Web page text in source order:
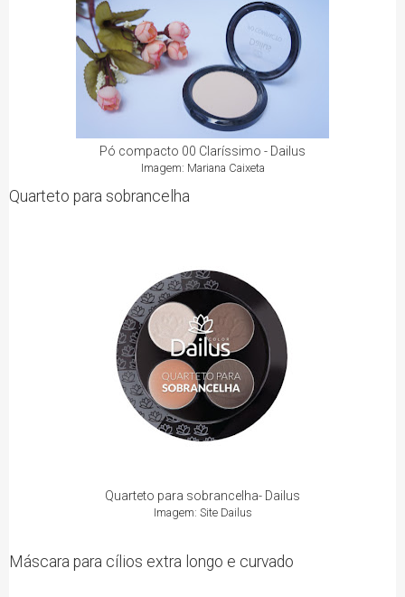
Pó compacto 00 Claríssimo - Dailus
Imagem: Mariana Caixeta
Quarteto para sobrancelha
Quarteto para sobrancelha- Dailus
Imagem: Site Dailus
Máscara para cílios extra longo e curvado